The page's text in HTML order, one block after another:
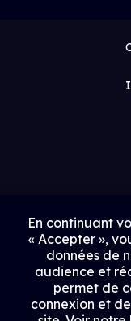
En continuant
« Accepter »,
données de
audience et
permet de
connexion et